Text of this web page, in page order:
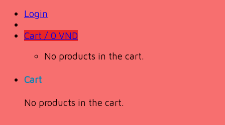
Login
Cart / 0 VND
No products in the cart.
Cart
No products in the cart.